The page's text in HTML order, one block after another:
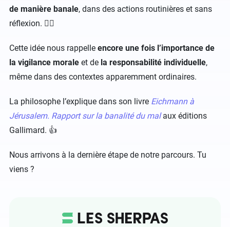
de manière banale, dans des actions routinières et sans
réflexion. 😶‍🌫️
Cette idée nous rappelle encore une fois l’importance de
la vigilance morale et de la responsabilité individuelle,
même dans des contextes apparemment ordinaires.
La philosophe l’explique dans son livre Eichmann à
Jérusalem. Rapport sur la banalité du malaux éditions
Gallimard. 👍
Nous arrivons à la dernière étape de notre parcours. Tu
viens ?